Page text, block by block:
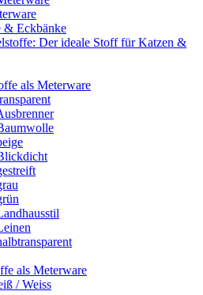
& Eckbänke
Der ideale Stoff für Katzen &
als Meterware
als Meterware
/ Weiss